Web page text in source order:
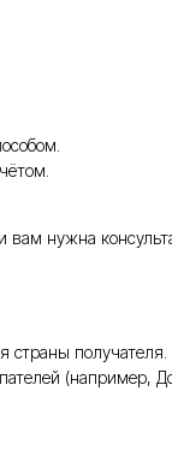
вам нужна
(например,